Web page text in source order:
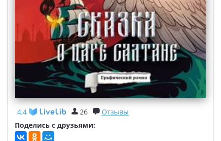
4,4 26
Отзывы
Поделись с друзьями: